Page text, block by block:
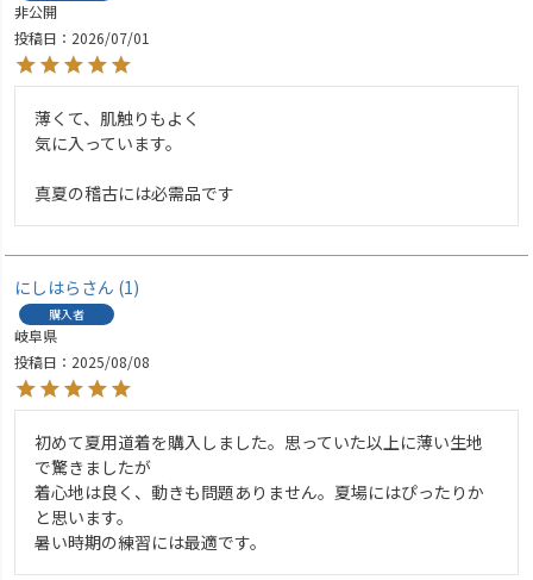
非公開
投稿日
2026/07/01
薄くて、肌触りもよく
気に入っています。
真夏の稽古には必需品です
にしはら 1
購入者
岐阜県
投稿日
2025/08/08
初めて夏用道着を購入しました。思っていた以上に薄い生地
で驚きましたが
着心地は良く、動きも問題ありません。夏場にはぴったりか
と思います。